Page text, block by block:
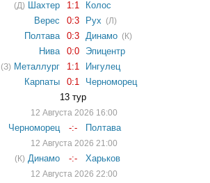
(Д) Шахтер 1:1
Колос
Верес
0:3 Рух (Л)
Полтава 0:3 Динамо (К)
Нива 0:0 Эпицентр
(З) Металлург 1:1
Ингулец
Карпаты
0:1
Черноморец
13 тур
12 Августа 2026 16:00
Черноморец -:- Полтава
12 Августа 2026 21:00
(К) Динамо -:- Харьков
12 Августа 2026 22:00